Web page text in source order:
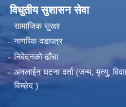
विधुतीय सुशासन सेवा
सामाजिक सुरक्षा
नागरिक वडापत्र
निवेदनको ढाँचा
अनलाईन घटना दर्ता (जन्म, मृत्यु,
विच्छेद )